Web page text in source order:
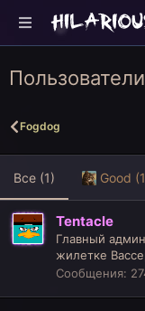
Fogdog
Все (1) Good
Tentacle
Главный
жилетке
Сообщения